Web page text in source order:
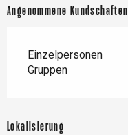
Angenommene Kundschaften
Einzelpersonen
Gruppen
Lokalisierung